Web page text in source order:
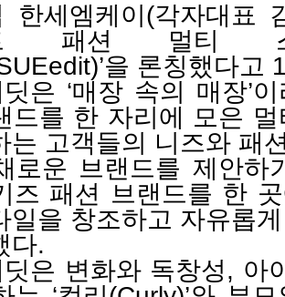
한세엠케이(각자대표
트 패션 멀티 스
을 론칭했다고
딧은 ‘매장 속의 매장’
드를 한 자리에 모은
는 고객들의 니즈와 패
로운 브랜드를 제안하
즈 패션 브랜드를 한
일을 창조하고 자유롭
다.
딧은 변화와 독창성, 아